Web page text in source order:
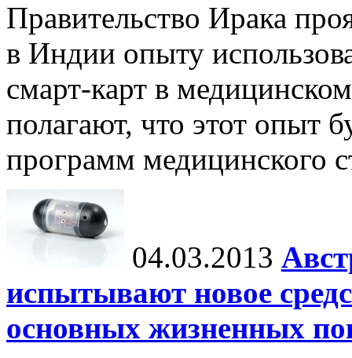
Правительство Ирака
в Индии опыту
смарт-карт в
полагают, что этот опыт
программ медицинского
04.03.2013
испытывают новое
основных жизненных